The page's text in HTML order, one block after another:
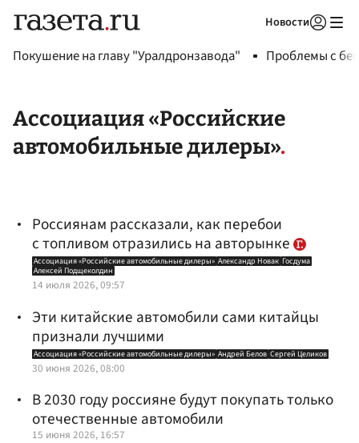
Новости
Покушение на главу "Уралдронзавода" Проблемы с
Ассоциация «Российские
автомобильные дилеры»
Россиянам рассказали, как перебои
с топливом отразились на авторынке
Ассоциация «Российские автомобильные дилеры» Александр Новак Госдума
Алексей Подщеколдин
14 июля 2026, 09:57
Эти китайские автомобили сами китайцы
признали лучшими
Ассоциация «Российские автомобильные дилеры» Андрей Белов Сергей Целиков
30 июня 2026, 08:00
В 2030 году россияне будут покупать только
отечественные автомобили
15 июня 2026, 16:57